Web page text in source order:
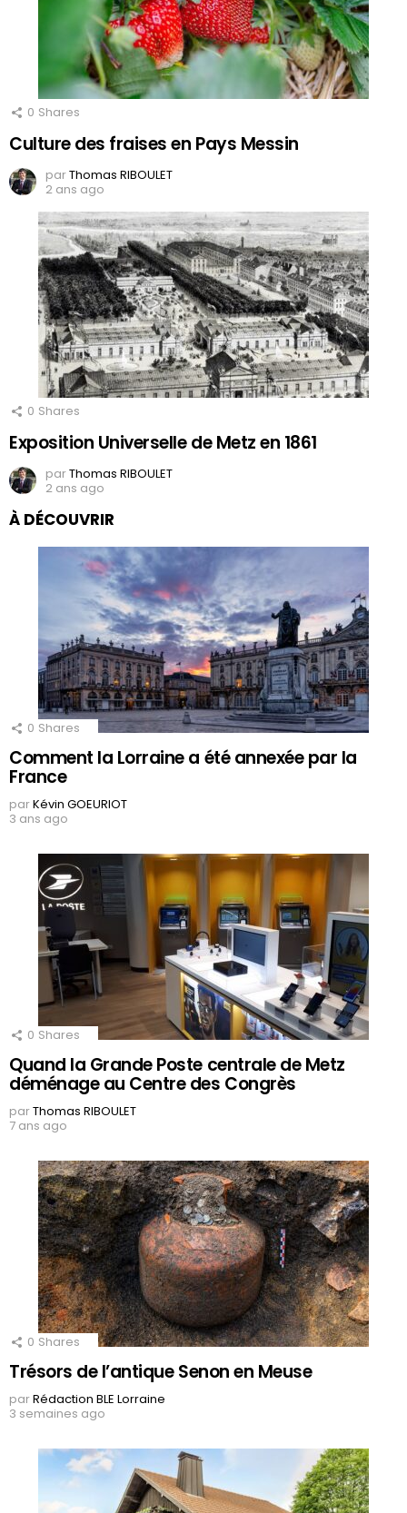
0 Shares
Culture des fraises en Pays Messin
parThomas RIBOULET
2 ans ago
0 Shares
Exposition Universelle de Metz en 1861
parThomas RIBOULET
2 ans ago
À DÉCOUVRIR
0 Shares
Comment la Lorraine a été annexée par la
France
parKévin GOEURIOT
3 ans ago
0 Shares
Quand la Grande Poste centrale de Metz
déménage au Centre des Congrès
parThomas RIBOULET
7 ans ago
0 Shares
Trésors de l’antique Senon en Meuse
parRédaction BLE Lorraine
3 semaines ago